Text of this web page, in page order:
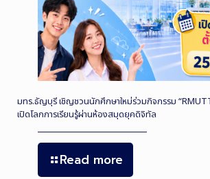
มทร.ธัญบุรี เชิญชวนนักศึกษาใหม่ร่วมกิจกรรม
เปิดโลกการเรียนรู้ผ่านห้องสมุดยุคดิจิทัล
Read more